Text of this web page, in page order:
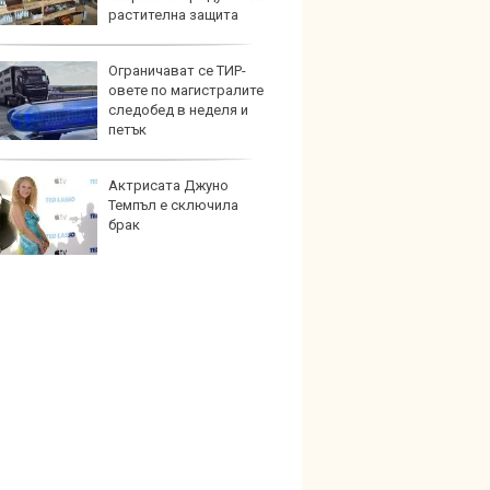
растителна защита
Ограничават се ТИР-
овете по магистралите
следобед в неделя и
петък
Актрисата Джуно
Темпъл е сключила
брак